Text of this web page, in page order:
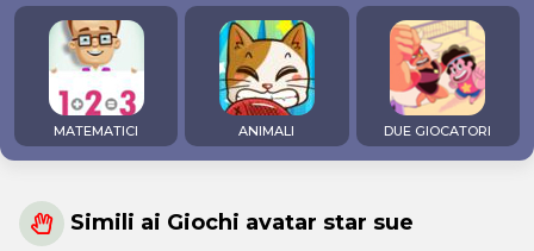
MATEMATICI ANIMALI DUE GIOCATORI
Simili ai Giochi avatar star sue